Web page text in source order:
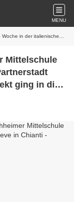
MENU
- Erasmus+-Projekt ging in die zweite Runde
Mittelschule
ging in die